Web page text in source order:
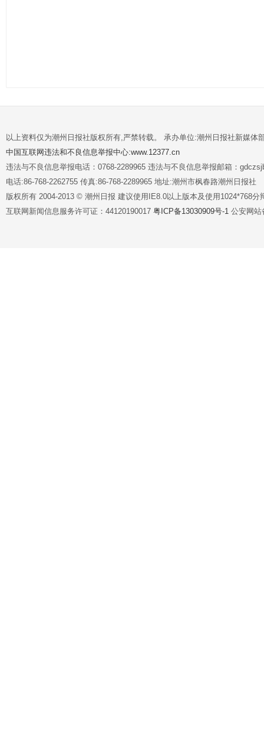
以上资料仅为潮州日报社版权所有,严禁转载。 承办单位:潮州日报社新媒体
中国互联网违法和不良信息举报中心:www.12377.cn
违法与不良信息举报电话：0768-2289965 违法与不良信息举报邮箱：
电话:86-768-2262755 传真:86-768-2289965 地址:潮州市枫春路潮州日报社
版权所有 2004-2013 © 潮州日报 建议使用IE8.0以上版本及使用1024*768分
互联网新闻信息服务许可证：44120190017 粤ICP备13030909号-1 公安网站